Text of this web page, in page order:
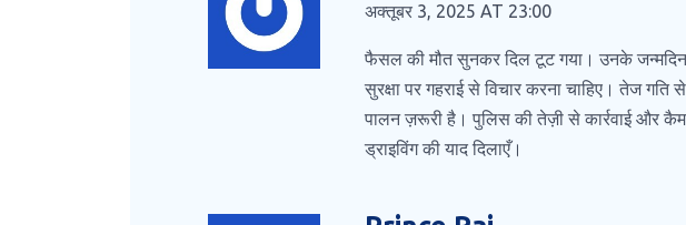
अक्तूबर 3, 2025 AT 23:00
फैसल की मौत सुनकर दिल टूट गया। उनके जन्मदिन
सुरक्षा पर गहराई से विचार करना चाहिए। तेज
पालन ज़रूरी है। पुलिस की तेज़ी से कार्रवाई और
ड्राइविंग की याद दिलाएँ।